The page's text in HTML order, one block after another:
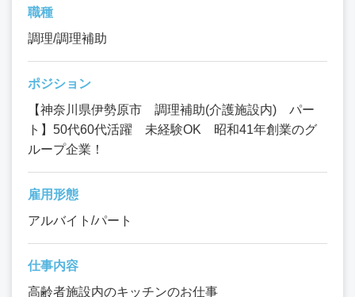
職種
調理/調理補助
ポジション
【神奈川県伊勢原市 調理補助(介護施設内) パー
ト】50代60代活躍 未経験OK 昭和41年創業のグ
ループ企業！
雇用形態
アルバイト/パート
仕事内容
高齢者施設内のキッチンのお仕事